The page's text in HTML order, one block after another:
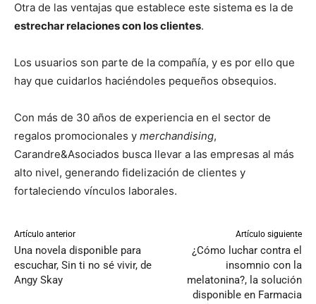
Otra de las ventajas que establece este sistema es la de
estrechar relaciones con los clientes.
Los usuarios son parte de la compañía, y es por ello que
hay que cuidarlos haciéndoles pequeños obsequios.
Con más de 30 años de experiencia en el sector de
regalos promocionales y merchandising,
Carandre&Asociados busca llevar a las empresas al más
alto nivel, generando fidelización de clientes y
fortaleciendo vínculos laborales.
Artículo anterior
Una novela disponible para
escuchar, Sin ti no sé vivir, de
Angy Skay
Artículo siguiente
¿Cómo luchar contra el
insomnio con la
melatonina?, la solución
disponible en Farmacia